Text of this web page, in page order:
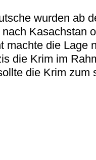
wurden ab
Kasachstan
machte die Lage
die Krim im
die Krim zum